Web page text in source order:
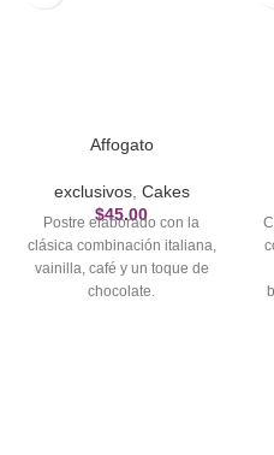
Affogato
exclusivos, Cakes
$45.00
Postre elaborado con la
clásica combinación italiana,
vainilla, café y un toque de
chocolate.